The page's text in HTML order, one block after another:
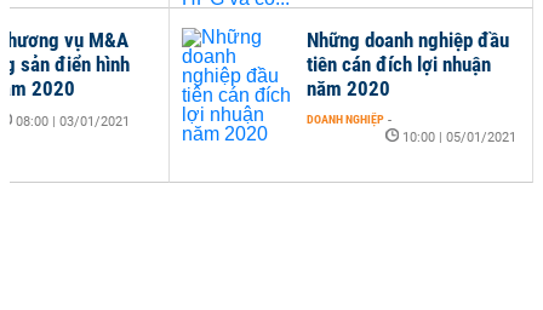
Những doanh nghiệp đầu
tiên cán đích lợi nhuận
năm 2020
DOANH NGHIỆP -
10:00 | 05/01/2021
vụ M&A
sản điển hình
2020
08:00 | 03/01/2021